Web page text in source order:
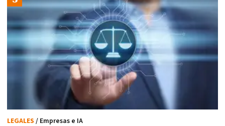
LEGALES / Empresas e IA